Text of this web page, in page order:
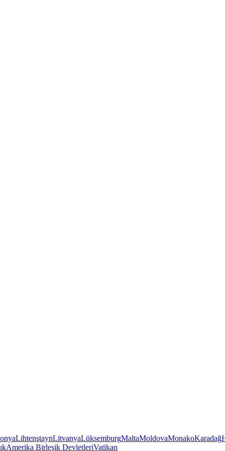
LihtenştaynLitvanyaLüksemburgMaltaMoldovaMonakoKaradağ
Amerika Birleşik DevletleriVatikan